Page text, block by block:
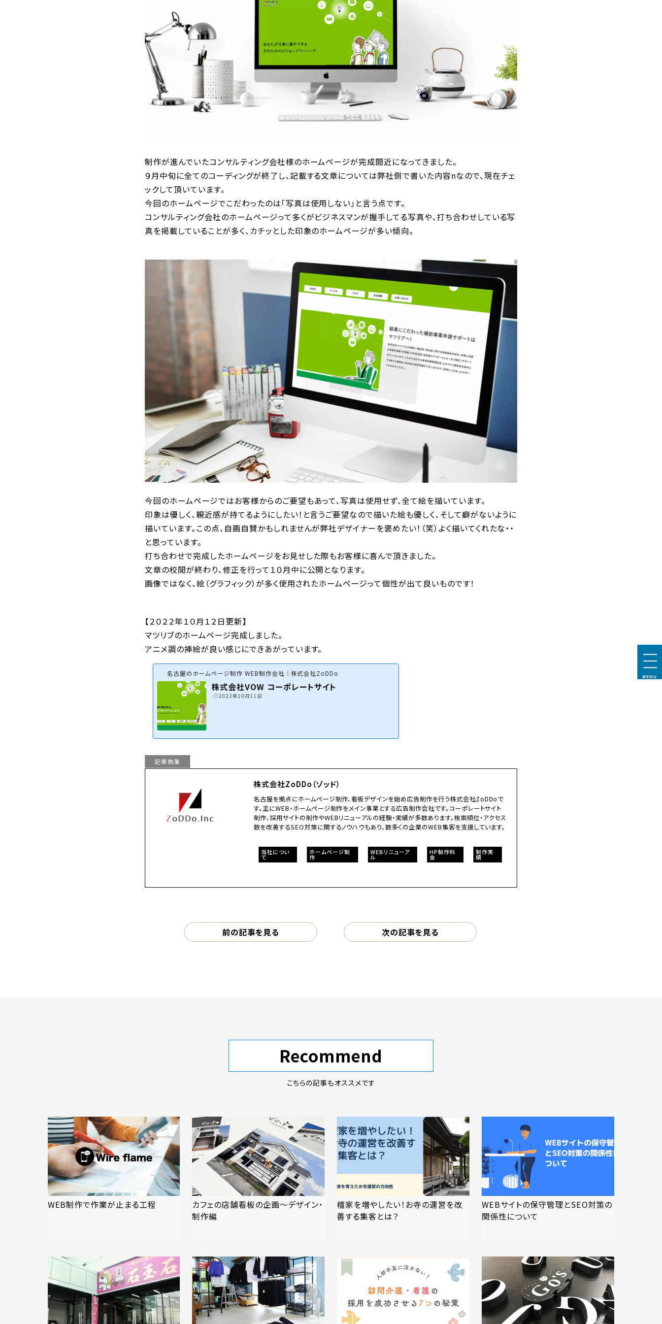
制作が進んでいたコンサルティング会社様のホームページが完成間近になってきました。
９月中旬に全てのコーディングが終了し、記載する文章については弊社側で書いた内容nなので、現在チェ
ックして頂いています。
今回のホームページでこだわったのは「写真は使用しない」と言う点です。
コンサルティング会社のホームページって多くがビジネスマンが握手してる写真や、打ち合わせしている写
真を掲載していることが多く、カチッとした印象のホームページが多い傾向。
今回のホームページではお客様からのご要望もあって、写真は使用せず、全て絵を描いています。
印象は優しく、親近感が持てるようにしたい！と言うご要望なので描いた絵も優しく、そして癖がないように
描いています。この点、自画自賛かもしれませんが弊社デザイナーを褒めたい！（笑）よく描いてくれたな・・
と思っています。
打ち合わせで完成したホームページをお見せした際もお客様に喜んで頂きました。
文章の校閲が終わり、修正を行って１０月中に公開となります。
画像ではなく、絵（グラフィック）が多く使用されたホームページって個性が出て良いものです！
【２０２２年１０月１２日更新】
マツリブのホームページ完成しました。
アニメ調の挿絵が良い感じにできあがっています。
名古屋のホームページ制作 WEB制作会社｜株式会社ZoDDo
株式会社VOW コーポレートサイト
2022年10月11日
記事執筆
株式会社ZoDDo（ゾッド）
名古屋を拠点にホームページ制作、看板デザインを始め広告制作を行う株式会社ZoDDoで
す。主にWEB・ホームページ制作をメイン事業とする広告制作会社です。コーポレートサイト
制作、採用サイトの制作やWEBリニューアルの経験・実績が多数あります。検索順位・アクセス
数を改善するSEO対策に関するノウハウもあり、数多くの企業のWEB集客を支援しています。
当社につい
て
ホームページ制
作
WEBリニューア
ル
HP制作料
金
制作実
績
前の記事を見る 次の記事を見る
Recommend
こちらの記事もオススメです
WEB制作で作業が止まる工程
カフェの店舗看板の企画〜デザイン・
制作編
檀家を増やしたい！お寺の運営を改
善する集客とは？
WEBサイトの保守管理とSEO対策の
関係性について
MENU